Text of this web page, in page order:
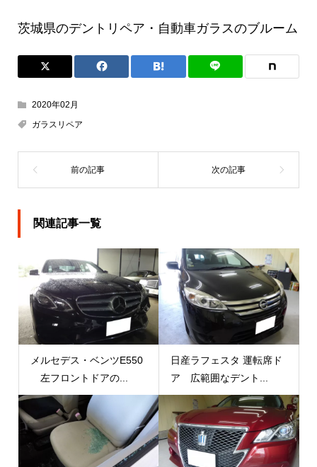
茨城県のデントリペア・自動車ガラスのブルーム
2020年02月
ガラスリペア
関連記事一覧
メルセデス・ベンツE550
左フロントドアの...
日産ラフェスタ 運転席ド
ア 広範囲なデント...